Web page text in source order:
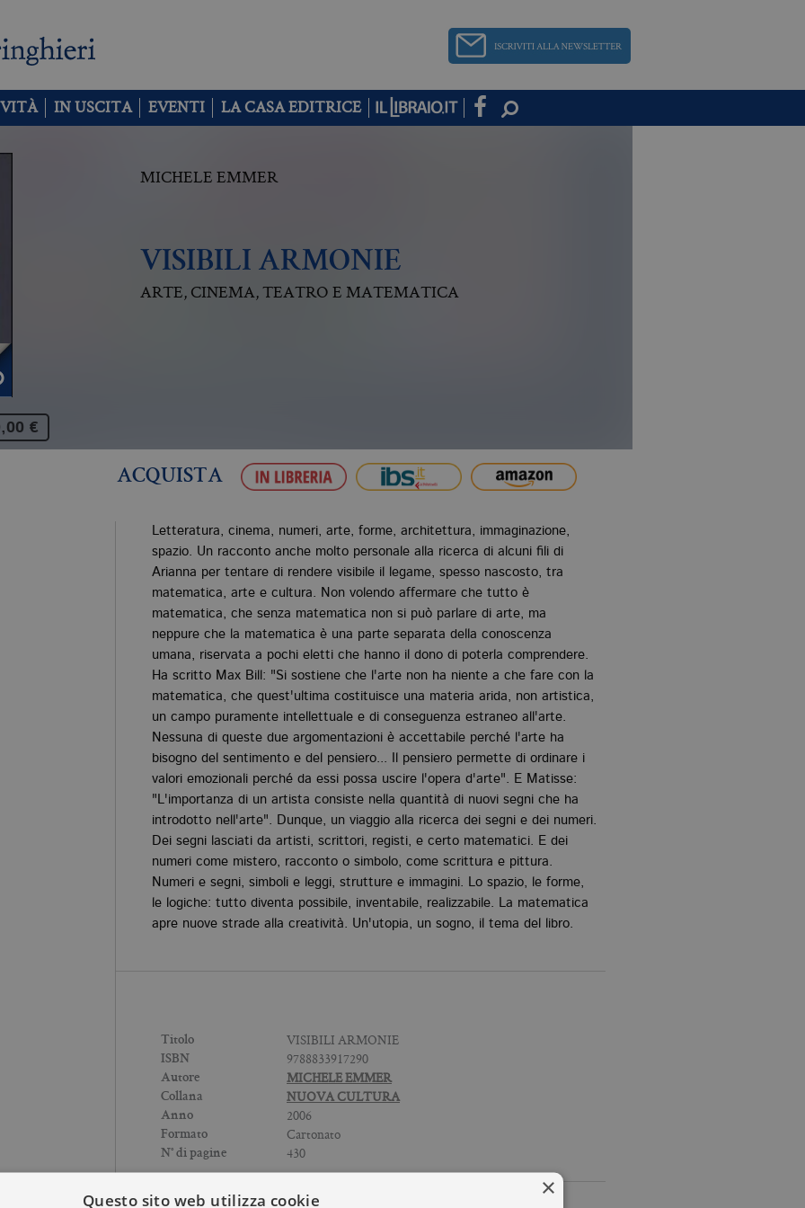
IN USCITA EVENTI LA CASA EDITRICE
€
MICHELE EMMER
VISIBILI ARMONIE
ARTE, CINEMA, TEATRO E MATEMATICA
ACQUISTA
Letteratura, cinema, numeri, arte, forme, architettura, immaginazione,
spazio. Un racconto anche molto personale alla ricerca di alcuni fili di
Arianna per tentare di rendere visibile il legame, spesso nascosto, tra
matematica, arte e cultura. Non volendo affermare che tutto è
matematica, che senza matematica non si può parlare di arte, ma
neppure che la matematica è una parte separata della conoscenza
umana, riservata a pochi eletti che hanno il dono di poterla comprendere.
Ha scritto Max Bill: "Si sostiene che l'arte non ha niente a che fare con la
matematica, che quest'ultima costituisce una materia arida, non artistica,
un campo puramente intellettuale e di conseguenza estraneo all'arte.
Nessuna di queste due argomentazioni è accettabile perché l'arte ha
bisogno del sentimento e del pensiero... Il pensiero permette di ordinare i
valori emozionali perché da essi possa uscire l'opera d'arte". E Matisse:
"L'importanza di un artista consiste nella quantità di nuovi segni che ha
introdotto nell'arte". Dunque, un viaggio alla ricerca dei segni e dei numeri.
Dei segni lasciati da artisti, scrittori, registi, e certo matematici. E dei
numeri come mistero, racconto o simbolo, come scrittura e pittura.
Numeri e segni, simboli e leggi, strutture e immagini. Lo spazio, le forme,
le logiche: tutto diventa possibile, inventabile, realizzabile. La matematica
apre nuove strade alla creatività. Un'utopia, un sogno, il tema del libro.
Titolo VISIBILI ARMONIE
ISBN 9788833917290
Autore MICHELE EMMER
Collana NUOVA CULTURA
Anno 2006
Formato Cartonato
N° di pagine 430
×
Questo sito web utilizza cookie